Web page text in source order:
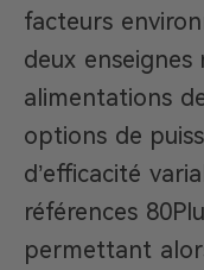
facteurs
deux
alimentations
options de
d’efficacité
références
permettant